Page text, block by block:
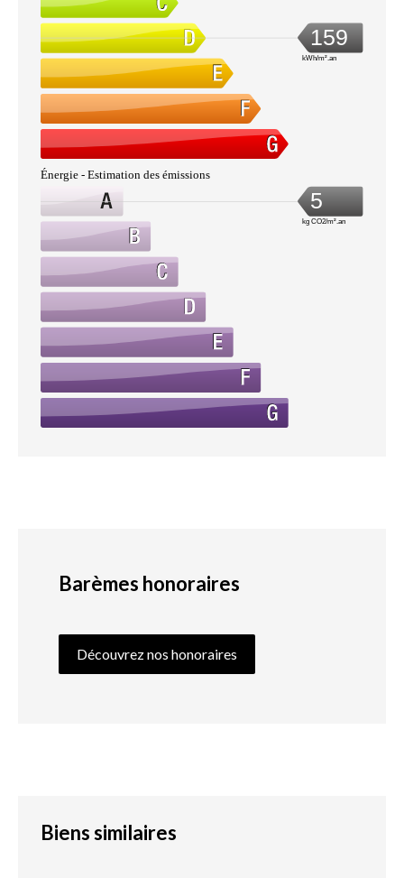
159
kWh/m².an
Énergie - Estimation des émissions
5
kg CO2/m².an
Barèmes honoraires
Découvrez nos honoraires
Biens similaires